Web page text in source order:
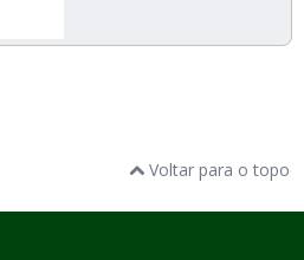
Voltar para o topo